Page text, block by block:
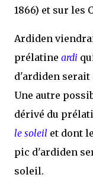
1866) et sur les
Ardiden
prélatine ardi
d'ardiden
Une autre
dérivé du
le soleil et dont
pic d'ardiden
soleil.